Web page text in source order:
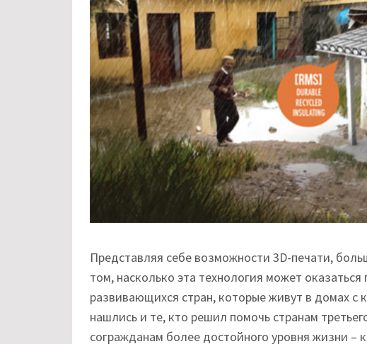
Представляя себе возможности 3D-печати,
том, насколько эта технология может
развивающихся стран, которые живут в домах с
нашлись и те, кто решил помочь странам
согражданам более достойного уровня жизни –